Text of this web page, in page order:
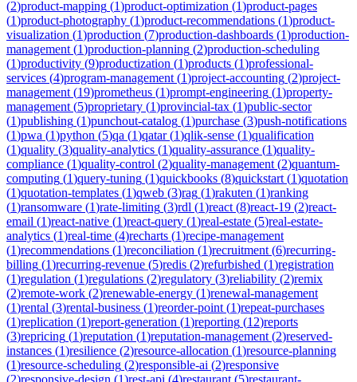
(2)product-mapping (1)product-optimization (1)product-pages
(1)product-photography (1)product-recommendations (1)product-
visualization (1)production (7)production-dashboards (1)production-
management (1)production-planning (2)production-scheduling
(1)productivity (9)productization (1)products (1)professional-
services (4)program-management (1)project-accounting (2)project-
management (19)prometheus (1)prompt-engineering (1)property-
management (5)proprietary (1)provincial-tax (1)public-sector
(1)publishing (1)punchout-catalog (1)purchase (3)push-notifications
(1)pwa (1)python (5)qa (1)qatar(1)qlik-sense (1)qualification
(1)quality (3)quality-analytics (1)quality-assurance (1)quality-
compliance (1)quality-control (2)quality-management (2)quantum-
computing (1)query-tuning (1)quickbooks (8)quickstart (1)quotation
(1)quotation-templates (1)qweb (3)rag (1)rakuten (1)ranking
(1)ransomware (1)rate-limiting (3)rdl (1)react (8)react-19 (2)react-
email (1)react-native (1)react-query (1)real-estate (5)real-estate-
analytics (1)real-time (4)recharts (1)recipe-management
(1)recommendations (1)reconciliation (1)recruitment (6)recurring-
billing (1)recurring-revenue (5)redis (2)refurbished (1)registration
(1)regulation (1)regulations (2)regulatory (3)reliability (2)remix
(2)remote-work (2)renewable-energy (1)renewal-management
(1)rental (3)rental-business (1)reorder-point (1)repeat-purchases
(1)replication (1)report-generation (1)reporting (12)reports
(3)repricing (1)reputation (1)reputation-management (2)reserved-
instances (1)resilience (2)resource-allocation (1)resource-planning
(1)resource-scheduling (2)responsible-ai (2)responsive
(2)responsive-design (1)rest-api (4)restaurant (5)restaurant-